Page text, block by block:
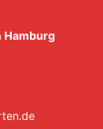
Hamburg